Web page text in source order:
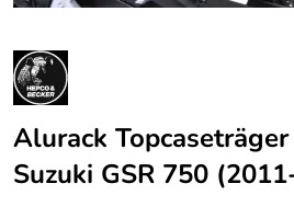
Alurack
Suzuki GSR 750